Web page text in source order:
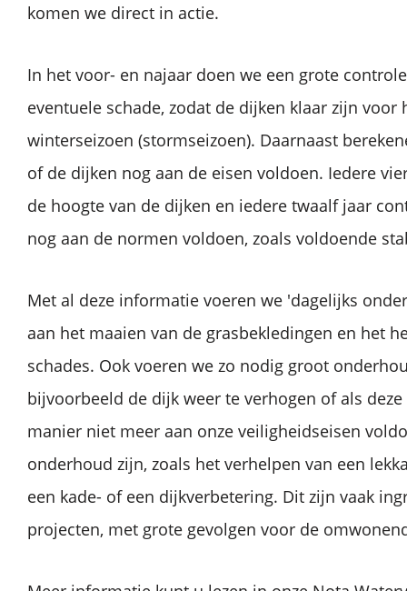
komen we direct in actie.
In het voor- en najaar doen we een grote
eventuele schade, zodat de dijken klaar zijn voor
winterseizoen (stormseizoen). Daarnaast
of de dijken nog aan de eisen voldoen. Iedere
de hoogte van de dijken en iedere twaalf jaar
nog aan de normen voldoen, zoals voldoende
Met al deze informatie voeren we 'dagelijks
aan het maaien van de grasbekledingen en het
schades. Ook voeren we zo nodig groot
bijvoorbeeld de dijk weer te verhogen of als
manier niet meer aan onze veiligheidseisen
onderhoud zijn, zoals het verhelpen van een
een kade- of een dijkverbetering. Dit zijn vaak
projecten, met grote gevolgen voor de